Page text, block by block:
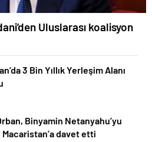
Uluslarası koalisyon
3 Bin Yıllık Yerleşim Alanı
Binyamin Netanyahu’yu
davet etti